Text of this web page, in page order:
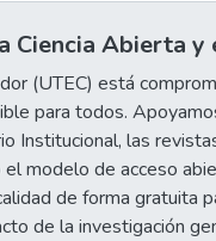
Ciencia Abierta
(UTEC) está
para todos.
Institucional, las
modelo de acceso
de forma gratuita
de la investigación